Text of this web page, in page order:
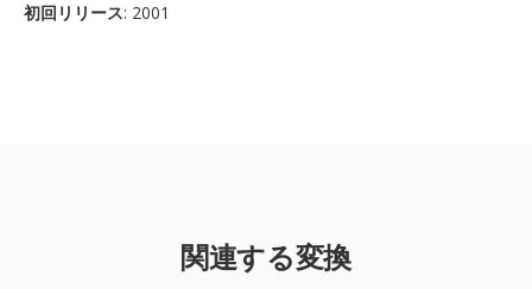
初回リリース: 2001
関連する変換